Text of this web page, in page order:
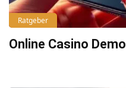
Ratgeber
Online Casino Demo